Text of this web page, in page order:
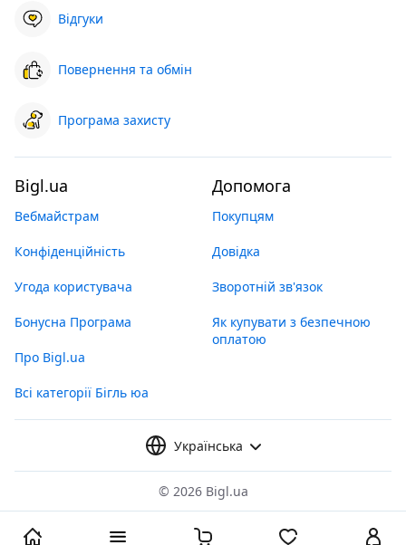
Відгуки
Повернення та обмін
Програма захисту
Bigl.ua
Вебмайстрам
Конфіденційність
Угода користувача
Бонусна Програма
Про Bigl.ua
Всі категорії Бігль юа
Допомога
Покупцям
Довідка
Зворотній зв'язок
Як купувати з безпечною
оплатою
Українська
© 2026 Bigl.ua